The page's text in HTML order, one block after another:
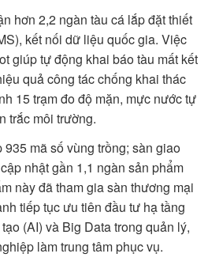
hơn 2,2 ngàn tàu cá lắp đặt thiết
kết nối dữ liệu quốc gia. Việc
giúp tự động khai báo tàu mất kết
quả công tác chống khai thác
15 trạm đo độ mặn, mực nước tự
trắc môi trường.
mã số vùng trồng; sàn giao
nhật gần 1,1 ngàn sản phẩm
này đã tham gia sàn thương mại
tiếp tục ưu tiên đầu tư hạ tầng
(AI) và Big Data trong quản lý,
làm trung tâm phục vụ.